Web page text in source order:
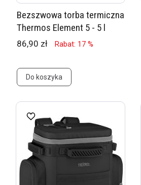
Bezszwowa torba termiczna
Thermos Element 5 - 5 l
86,90 zł Rabat: 17 %
Do koszyka